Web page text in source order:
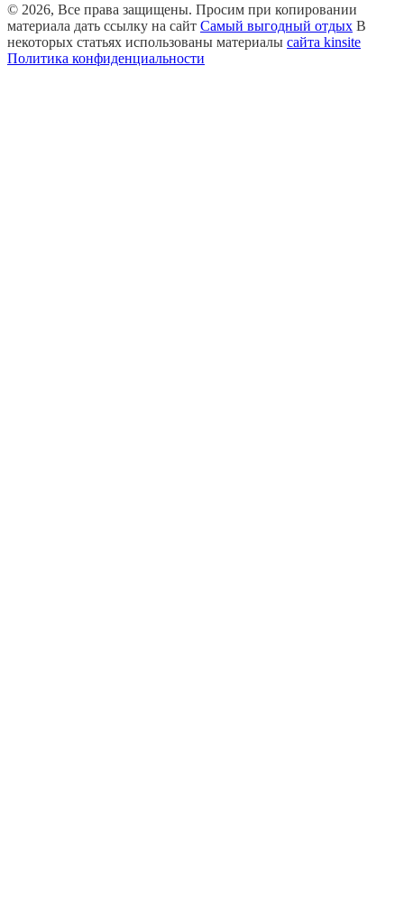
© 2026, Все права защищены. Просим при копировании
материала дать ссылку на сайт Самый выгодный отдых В
некоторых статьях использованы материалы сайта kinsite
Политика конфиденциальности